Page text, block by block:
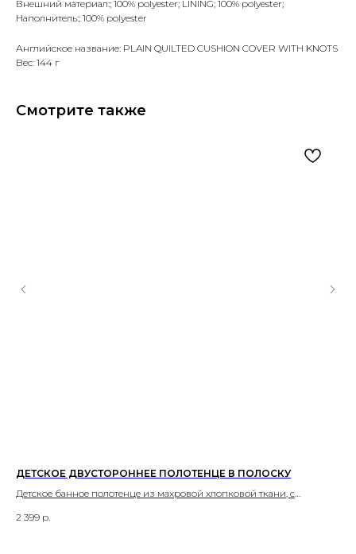
Внешний материал:; 100% polyester; LINING; 100% polyester;
Наполнитель:; 100% polyester
Английское название: PLAIN QUILTED CUSHION COVER WITH KNOTS
Вес: 144 г
Смотрите также
ДЕТСКОЕ ДВУСТОРОННЕЕ ПОЛОТЕНЦЕ В ПОЛОСКУ
Детское банное полотенце из махровой хлопковой ткани, с
2 399 р.